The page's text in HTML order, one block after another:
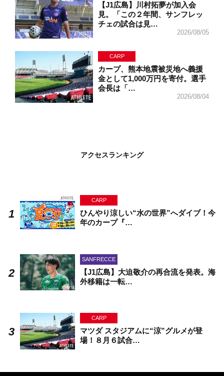
【J1広島】川村拓夢が加入会
見。「この２年間、サンフレッ
チェの試合は見…
2026/08/05
CARP
カープ、熊本地震被災地へ義援
金として1,000万円を寄付。選手
会長は「…
2026/08/04
アクセスランキング
CARP
ひんやり涼しい“水の世界”へダイブ！今
年のカープ『…
SANFRECCE
【J1広島】大迫敬介の再合流を発表。海
外移籍は一転…
CARP
マツダ スタジアムに“涼”グルメが登
場！８月６試合…